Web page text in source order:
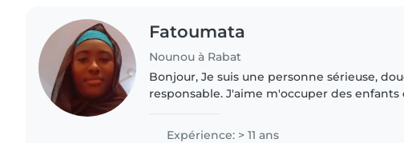
Fatoumata
Nounou à Rabat
Bonjour, Je suis une personne sérieuse,
responsable. J'aime m'occuper des enfants
Expérience: > 11 ans